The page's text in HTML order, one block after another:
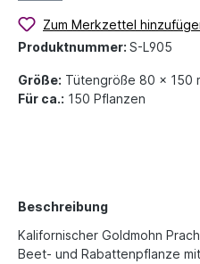
Zum Merkzettel
Produktnummer: S-L905
Größe: Tütengröße 80 x 150
Für ca.: 150 Pflanzen
Beschreibung
Kalifornischer Goldmohn
Beet- und Rabattenpflanze